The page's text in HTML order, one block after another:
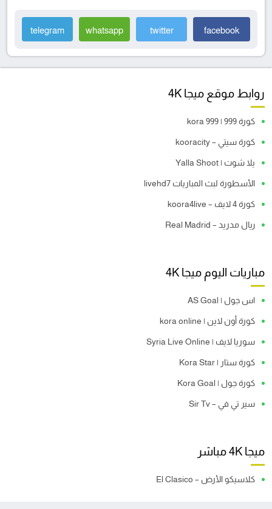
facebook
twitter
whatsapp
telegram
روابط موقع ميجا 4K
كورة 999 | kora 999
كورة سيتي – kooracity
يلا شوت | Yalla Shoot
الأسطورة لبث المباريات livehd7
كورة 4 لايف – koora4live
ريال مدريد – Real Madrid
مباريات اليوم ميجا 4K
اس جول | AS Goal
كورة أون لاين | kora online
سوريا لايف | Syria Live Online
كورة ستار | Kora Star
كورة جول | Kora Goal
سير تي في – Sir Tv
ميجا 4K مباشر
كلاسيكو الأرض – El Clasico